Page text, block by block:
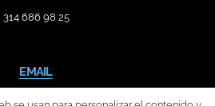
314 686 98 25
EMAIL